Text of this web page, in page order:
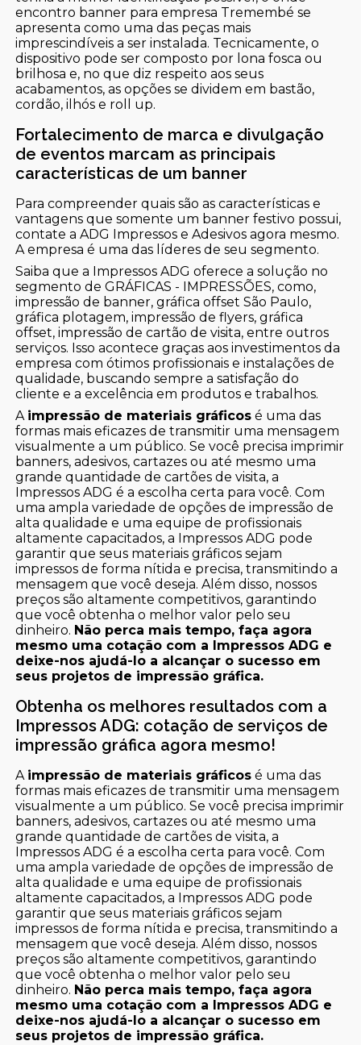
encontro banner para empresa Tremembé se
apresenta como uma das peças mais
imprescindíveis a ser instalada. Tecnicamente, o
dispositivo pode ser composto por lona fosca ou
brilhosa e, no que diz respeito aos seus
acabamentos, as opções se dividem em bastão,
cordão, ilhós e roll up.
Fortalecimento de marca e divulgação
de eventos marcam as principais
características de um banner
Para compreender quais são as características e
vantagens que somente um banner festivo possui,
contate a ADG Impressos e Adesivos agora mesmo.
A empresa é uma das líderes de seu segmento.
Saiba que a Impressos ADG oferece a solução no
segmento de GRÁFICAS - IMPRESSÕES, como,
impressão de banner, gráfica offset São Paulo,
gráfica plotagem, impressão de flyers, gráfica
offset, impressão de cartão de visita, entre outros
serviços. Isso acontece graças aos investimentos da
empresa com ótimos profissionais e instalações de
qualidade, buscando sempre a satisfação do
cliente e a excelência em produtos e trabalhos.
A impressão de materiais gráficos é uma das
formas mais eficazes de transmitir uma mensagem
visualmente a um público. Se você precisa imprimir
banners, adesivos, cartazes ou até mesmo uma
grande quantidade de cartões de visita, a
Impressos ADG é a escolha certa para você. Com
uma ampla variedade de opções de impressão de
alta qualidade e uma equipe de profissionais
altamente capacitados, a Impressos ADG pode
garantir que seus materiais gráficos sejam
impressos de forma nítida e precisa, transmitindo a
mensagem que você deseja. Além disso, nossos
preços são altamente competitivos, garantindo
que você obtenha o melhor valor pelo seu
dinheiro. Não perca mais tempo, faça agora
mesmo uma cotação com a Impressos ADG e
deixe-nos ajudá-lo a alcançar o sucesso em
seus projetos de impressão gráfica.
Obtenha os melhores resultados com a
Impressos ADG: cotação de serviços de
impressão gráfica agora mesmo!
A impressão de materiais gráficos é uma das
formas mais eficazes de transmitir uma mensagem
visualmente a um público. Se você precisa imprimir
banners, adesivos, cartazes ou até mesmo uma
grande quantidade de cartões de visita, a
Impressos ADG é a escolha certa para você. Com
uma ampla variedade de opções de impressão de
alta qualidade e uma equipe de profissionais
altamente capacitados, a Impressos ADG pode
garantir que seus materiais gráficos sejam
impressos de forma nítida e precisa, transmitindo a
mensagem que você deseja. Além disso, nossos
preços são altamente competitivos, garantindo
que você obtenha o melhor valor pelo seu
dinheiro. Não perca mais tempo, faça agora
mesmo uma cotação com a Impressos ADG e
deixe-nos ajudá-lo a alcançar o sucesso em
seus projetos de impressão gráfica.